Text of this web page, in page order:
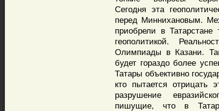
Сегодня эта
перед Миннихановым.
приобрели в
геополитикой.
Олимпиады в Казани.
будет гораздо более
Татары объективно
кто пытается отрицать
разрушение
пишущие, что в